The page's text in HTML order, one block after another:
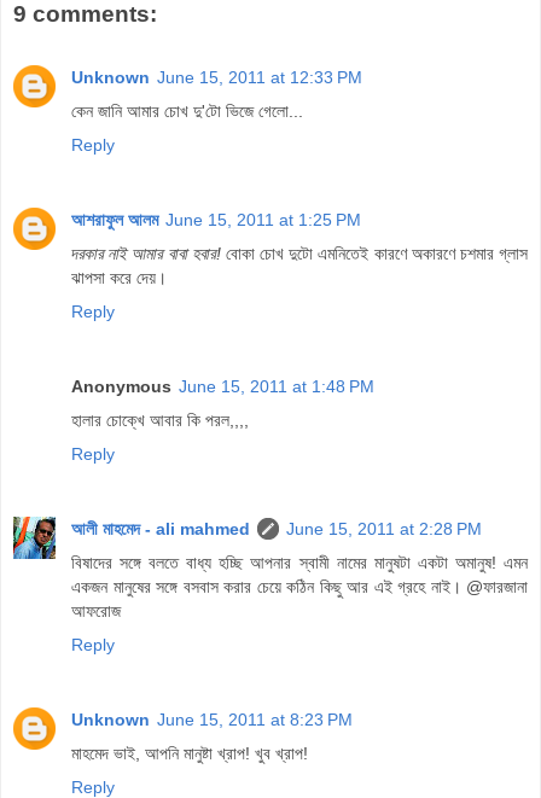
9 comments:
Unknown June 15, 2011 at 12:33 PM
কেন জানি আমার চোখ দু'টো ভিজে গেলো...
Reply
আশরাফুল আলম June 15, 2011 at 1:25 PM
দরকার নাই আমার বাবা হবার!বোকা চোখ দুটো এমনিতেই কারণে অকারণে চশমার গ্লাস
ঝাপসা করে দেয়।
Reply
Anonymous June 15, 2011 at 1:48 PM
হালার চোক্খে আবার কি পরল,,,,
Reply
আলী মাহমেদ - ali mahmed
June 15, 2011 at 2:28 PM
বিষাদের সঙ্গে বলতে বাধ্য হচ্ছি আপনার স্বামী নামের মানুষটা একটা অমানুষ! এমন
একজন মানুষের সঙ্গে বসবাস করার চেয়ে কঠিন কিছু আর এই গ্রহে নাই। @ফারজানা
আফরোজ
Reply
Unknown June 15, 2011 at 8:23 PM
মাহমেদ ভাই, আপনি মানুষ্টা খ্রাপ! খুব খ্রাপ!
Reply